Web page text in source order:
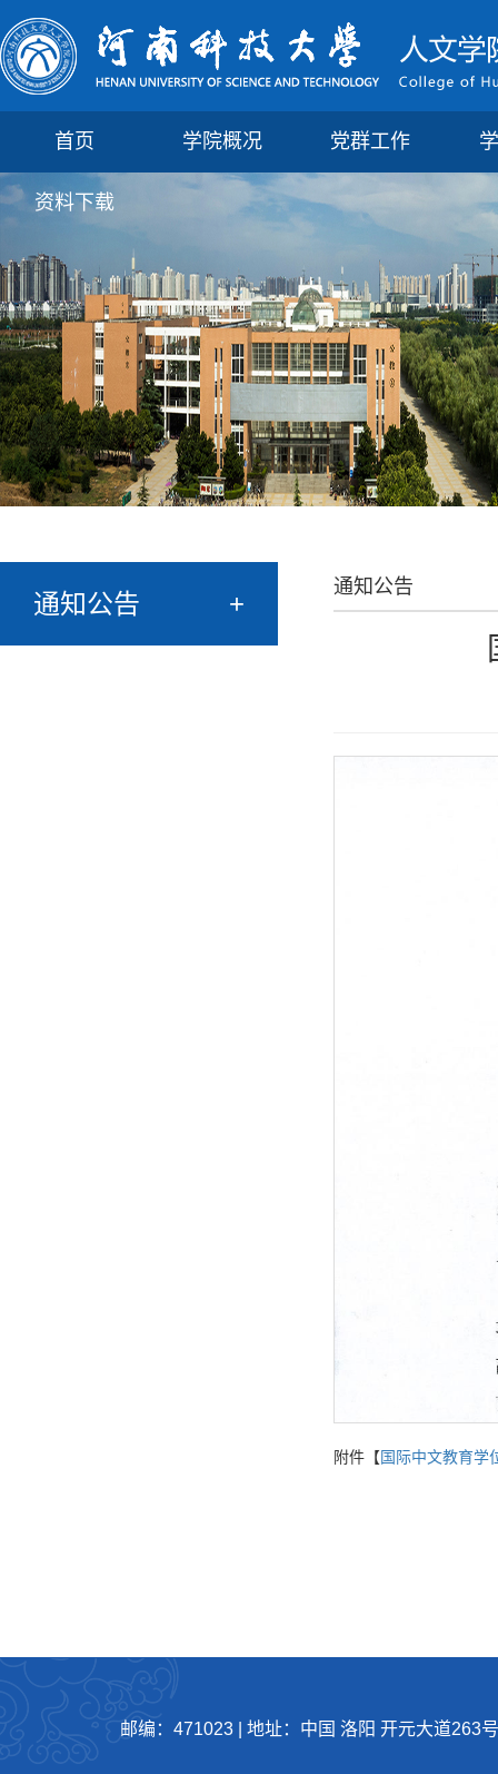
首页 学院概况 党群工作
资料下载
通知公告 +
通知公告
附件【国际中文教育学
邮编：471023 地址：中国 洛阳 开元大道263号